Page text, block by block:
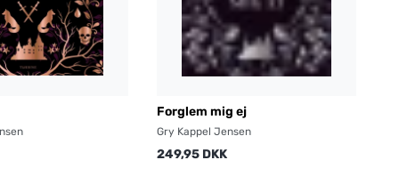
Forglem mig ej
Gry Kappel Jensen
249,95 DKK